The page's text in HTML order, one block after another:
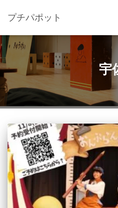
プチパポット
宇